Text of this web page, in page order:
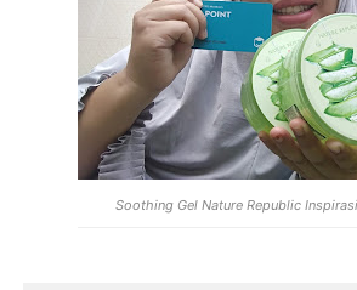
Soothing Gel Nature Republic